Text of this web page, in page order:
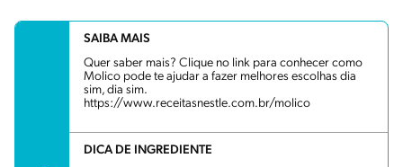
SAIBA MAIS
Quer saber mais? Clique no link para conhecer como
Molico pode te ajudar a fazer melhores escolhas dia
sim, dia sim.
https://www.receitasnestle.com.br/molico
DICA DE INGREDIENTE